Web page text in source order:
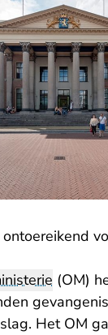
(OM)
Het OM